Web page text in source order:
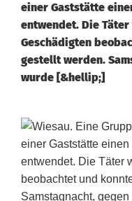
einer Gaststätte
entwendet. Die
Geschädigten
gestellt werden.
wurde [&hellip;]